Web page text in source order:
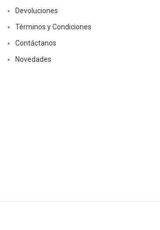
Devoluciones
Términos y Condiciones
Contáctanos
Novedades